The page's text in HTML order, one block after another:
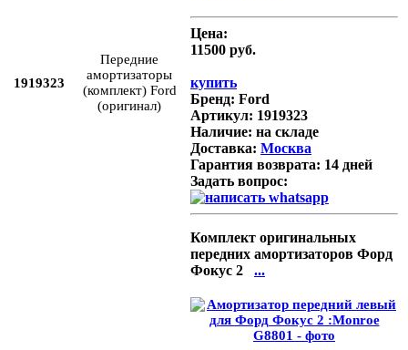
1919323
Передние
амортизаторы
(комплект) Ford
(оригинал)
Цена:
11500 руб.
купить
Бренд: Ford
Артикул: 1919323
Наличие: на складе
Доставка: Москва
Гарантия возврата: 14 дней
Задать вопрос:
Комплект оригинальных
передних амортизаторов Форд
Фокус 2 ...